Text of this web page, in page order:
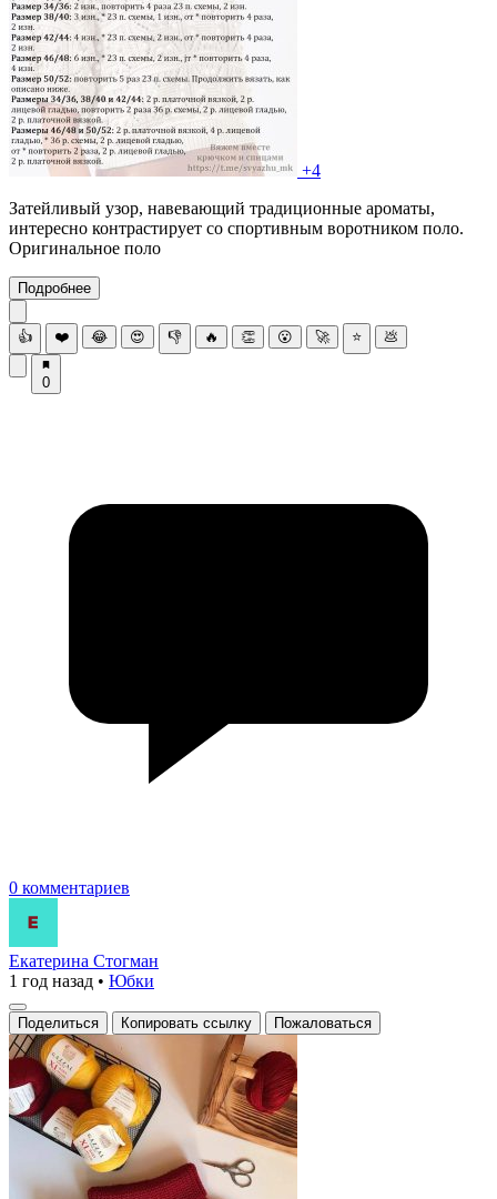
+4
Затейливый узор, навевающий традиционные ароматы,
интересно контрастирует со спортивным воротником поло.
Оригинальное поло
Подробнее
👍 ❤️ 😂 😍 👎 🔥 👏 😮 🚀 ⭐ 💩
0
0 комментариев
Екатерина Стогман
1 год назад • Юбки
Поделиться Копировать ссылку Пожаловаться